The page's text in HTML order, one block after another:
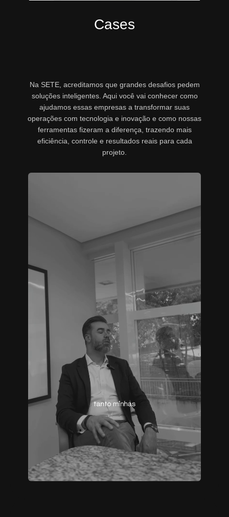
Cases
Na SETE, acreditamos que grandes desafios pedem
soluções inteligentes. Aqui você vai conhecer como
ajudamos essas empresas a transformar suas
operações com tecnologia e inovação e como nossas
ferramentas fizeram a diferença, trazendo mais
eficiência, controle e resultados reais para cada
projeto.